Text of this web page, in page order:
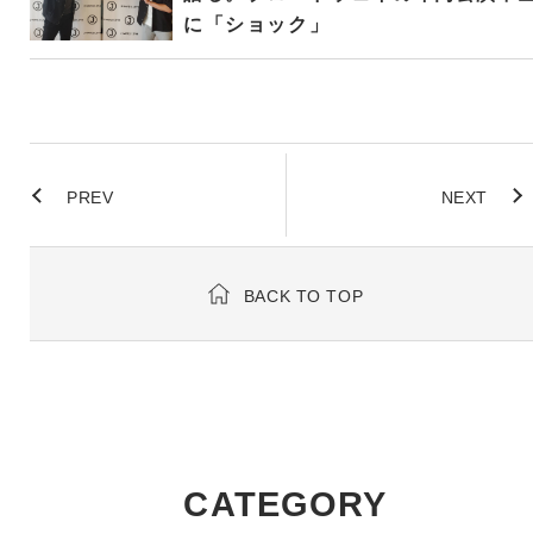
に「ショック」
PREV NEXT
BACK TO TOP
CATEGORY